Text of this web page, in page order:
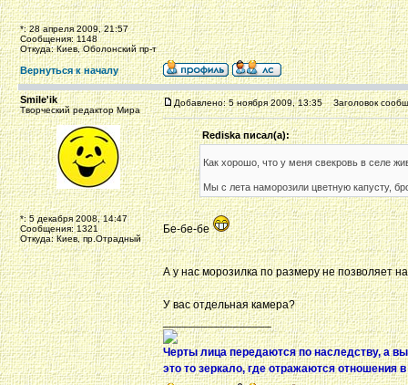
*: 28 апреля 2009, 21:57
Сообщения: 1148
Откуда: Киев, Оболонский пр-т
Вернуться к началу
Smile'ik
Творческий редактор Мира
*: 5 декабря 2008, 14:47
Сообщения: 1321
Откуда: Киев, пр.Отрадный
Добавлено: 5 ноября 2009, 13:35 Заголовок
Rediska писал(а):
Как хорошо, что у меня свекровь в селе
Мы с лета наморозили цветную капусту,
Бе-бе-бе
А у нас морозилка по размеру не позволяет
У вас отдельная камера?
_________________
Черты лица передаются по наследству, а
это то зеркало, где отражаются отношения